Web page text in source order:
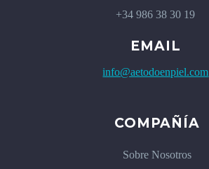
+34 986 38 30 19
EMAIL
info@aetodoenpiel.com
COMPAÑÍA
Sobre Nosotros